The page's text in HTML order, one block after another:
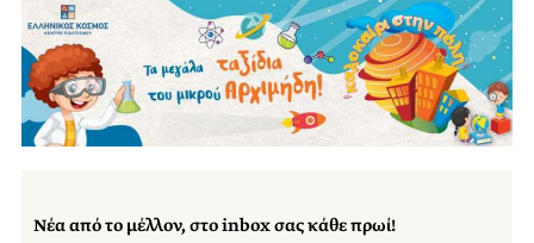
Νέα από το μέλλον, στο inbox σας κάθε πρωί!